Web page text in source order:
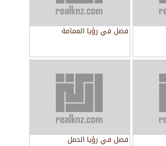
فصل في رؤيا العمامة
فصل في رؤيا الحمل